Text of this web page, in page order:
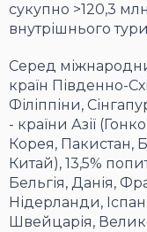
сукупно >120,3
внутрішнього
Серед
країн Південно-
Філіппіни,
- країни Азії
Корея, Пакистан,
Китай), 13,5%
Бельгія, Данія,
Нідерланди,
Швейцарія,